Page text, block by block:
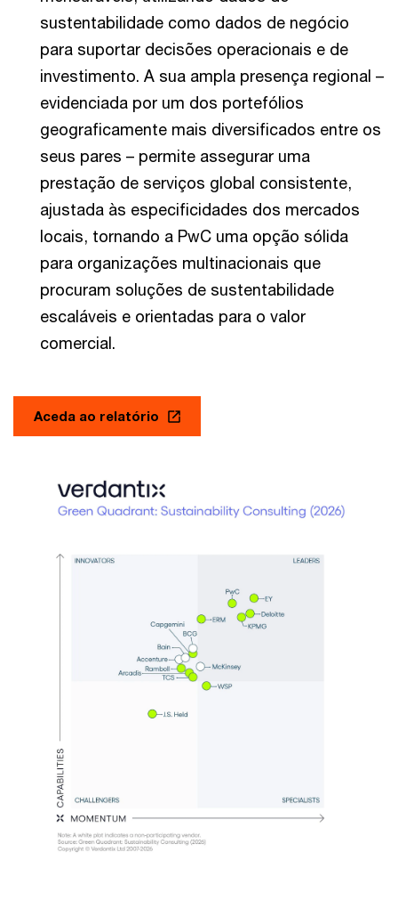
sustentabilidade como dados de negócio
para suportar decisões operacionais e de
investimento. A sua ampla presença regional –
evidenciada por um dos portefólios
geograficamente mais diversificados entre os
seus pares – permite assegurar uma
prestação de serviços global consistente,
ajustada às especificidades dos mercados
locais, tornando a PwC uma opção sólida
para organizações multinacionais que
procuram soluções de sustentabilidade
escaláveis e orientadas para o valor
comercial.
Aceda ao relatório